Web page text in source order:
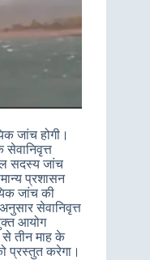
जांच होगी।
सदस्य जांच
प्रशासन
जांच की
सेवानिवृत्त
आयोग
से तीन माह के
प्रस्तुत करेगा।